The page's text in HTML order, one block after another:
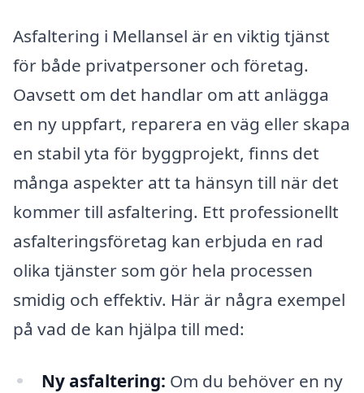
Asfaltering i Mellansel är en viktig tjänst
för både privatpersoner och företag.
Oavsett om det handlar om att anlägga
en ny uppfart, reparera en väg eller skapa
en stabil yta för byggprojekt, finns det
många aspekter att ta hänsyn till när det
kommer till asfaltering. Ett professionellt
asfalteringsföretag kan erbjuda en rad
olika tjänster som gör hela processen
smidig och effektiv. Här är några exempel
på vad de kan hjälpa till med:
Ny asfaltering: Om du behöver en ny